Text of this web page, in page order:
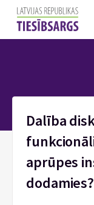
Dalība
aprūpes